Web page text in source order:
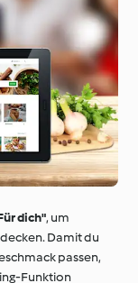
dich", um
Damit du
passen,
Funktion